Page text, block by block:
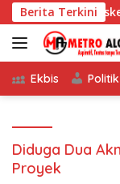
Langsung
ke
konten
Berita Terkini
BOK
Ekbis Politik
Diduga Dua
Proyek